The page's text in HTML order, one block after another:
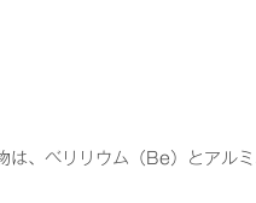
は、ベリリウム（Be）とアル